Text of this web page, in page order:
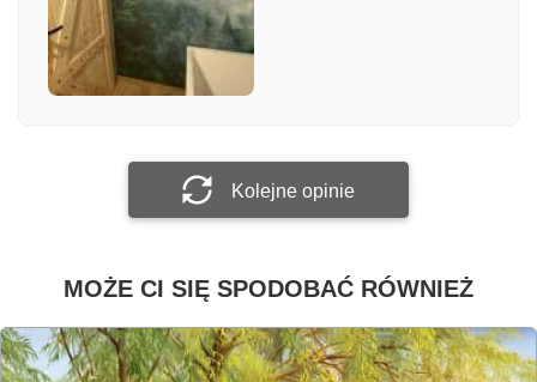
Załącz zdjęcie
Kolejne opinie
MOŻE CI SIĘ SPODOBAĆ RÓWNIEŻ